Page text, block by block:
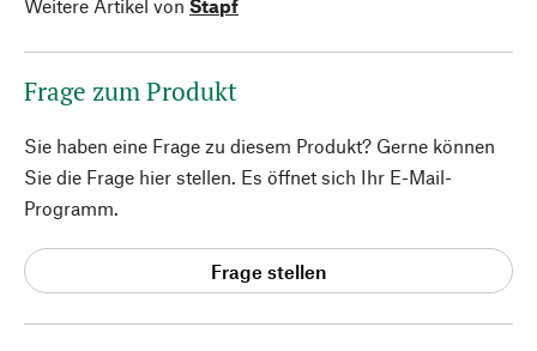
Weitere Artikel von Stapf
Frage zum Produkt
Sie haben eine Frage zu diesem Produkt? Gerne können
Sie die Frage hier stellen. Es öffnet sich Ihr E-Mail-
Programm.
Frage stellen